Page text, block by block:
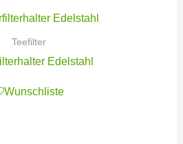
Teefilter
Edelstahl
Wunschliste